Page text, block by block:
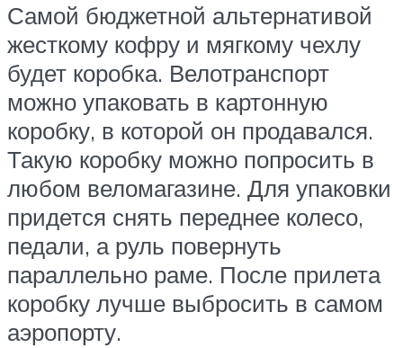
Самой бюджетной альтернативой
жесткому кофру и мягкому чехлу
будет коробка. Велотранспорт
можно упаковать в картонную
коробку, в которой он продавался.
Такую коробку можно попросить в
любом веломагазине. Для упаковки
придется снять переднее колесо,
педали, а руль повернуть
параллельно раме. После прилета
коробку лучше выбросить в самом
аэропорту.